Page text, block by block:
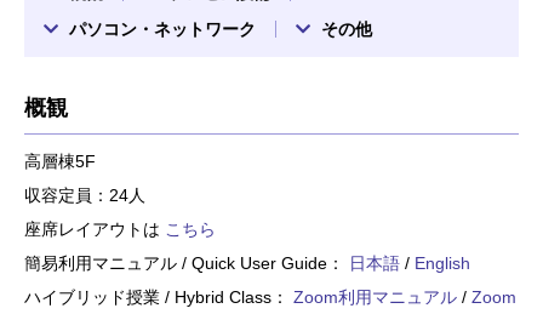
パソコン・ネットワーク
その他
概観
高層棟5F
収容定員：24人
座席レイアウトは こちら
簡易利用マニュアル / Quick User Guide：
日本語 / English
ハイブリッド授業 / Hybrid Class： Zoom利用マニュアル / Zoom